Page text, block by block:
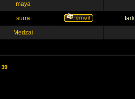
maya
surra
Medzai
39